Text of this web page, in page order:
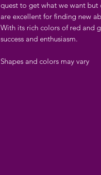
quest to get what we want but
are excellent for finding new
With its rich colors of red and
success and enthusiasm.
Shapes and colors may vary